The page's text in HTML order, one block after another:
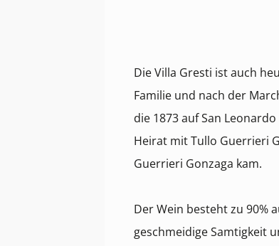
Die Villa Gresti ist auch
Familie und nach der
die 1873 auf San
Heirat mit Tullo Guerrieri
Guerrieri Gonzaga kam.
Der Wein besteht zu 90%
geschmeidige Samtigkeit